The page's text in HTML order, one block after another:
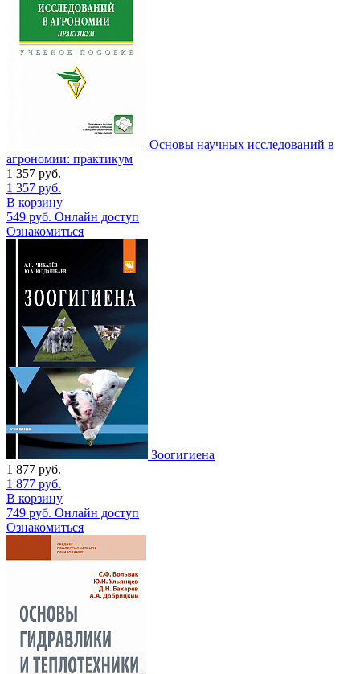
Основы научных исследований в
агрономии: практикум
1 357 руб.
1 357 руб.
В корзину
549 руб. Онлайн доступ
Ознакомиться
Зоогигиена
1 877 руб.
1 877 руб.
В корзину
749 руб. Онлайн доступ
Ознакомиться